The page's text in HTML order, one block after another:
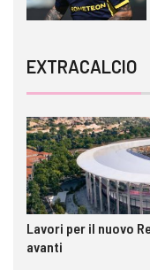
EXTRACALCIO
Lavori per il nuovo
avanti